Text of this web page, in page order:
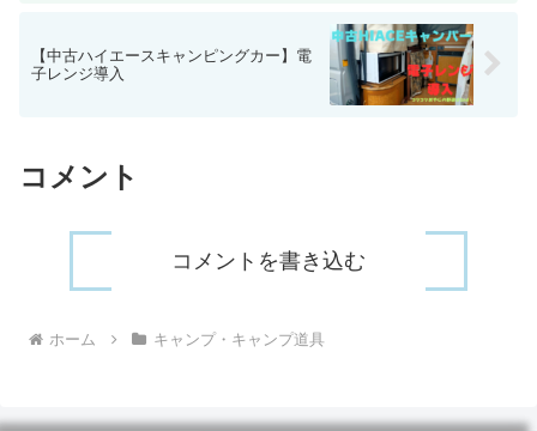
【中古ハイエースキャンピングカー】電
子レンジ導入
コメント
コメントを書き込む
ホーム キャンプ・キャンプ道具